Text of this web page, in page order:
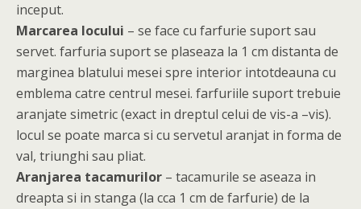
inceput.
Marcarea locului – se face cu farfurie suport sau
servet. farfuria suport se plaseaza la 1 cm distanta de
marginea blatului mesei spre interior intotdeauna cu
emblema catre centrul mesei. farfuriile suport trebuie
aranjate simetric (exact in dreptul celui de vis-a –vis).
locul se poate marca si cu servetul aranjat in forma de
val, triunghi sau pliat.
Aranjarea tacamurilor – tacamurile se aseaza in
dreapta si in stanga (la cca 1 cm de farfurie) de la